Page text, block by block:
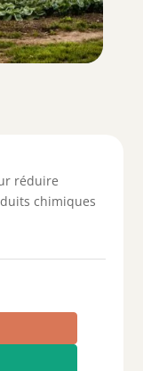
réduire
chimiques